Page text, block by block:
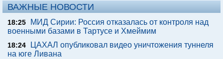
ВАЖНЫЕ НОВОСТИ
18:25
МИД Сирии: Россия отказалась от контроля над
военными базами в Тартусе и Хмеймим
18:24
ЦАХАЛ опубликовал видео уничтожения туннеля
на юге Ливана